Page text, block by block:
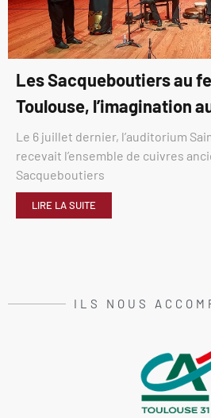
Les Sacqueboutiers au
Toulouse, l’imagination
Le 6 juillet dernier, l’auditorium
recevait l’ensemble de cuivres
Sacqueboutiers
LIRE LA SUITE
ILS NOUS